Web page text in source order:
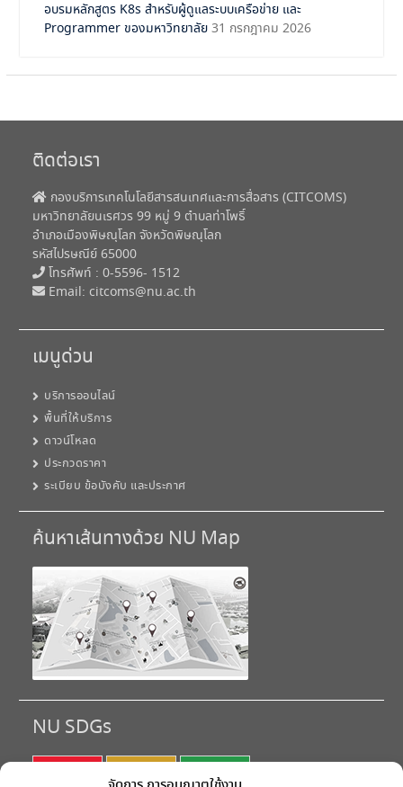
อบรมหลักสูตร K8s สำหรับผู้ดูแลระบบเครือข่าย และ
Programmer ของมหาวิทยาลัย 31 กรกฎาคม 2026
ติดต่อเรา
กองบริการเทคโนโลยีสารสนเทศและการสื่อสาร (CITCOMS)
มหาวิทยาลัยนเรศวร 99 หมู่ 9 ตำบลท่าโพธิ์
อำเภอเมืองพิษณุโลก จังหวัดพิษณุโลก
รหัสไปรษณีย์ 65000
โทรศัพท์ : 0-5596- 1512
Email: citcoms@nu.ac.th
เมนูด่วน
บริการออนไลน์
พื้นที่ให้บริการ
ดาวน์โหลด
ประกวดราคา
ระเบียบ ข้อบังคับ และประกาศ
ค้นหาเส้นทางด้วย NU Map
NU SDGs